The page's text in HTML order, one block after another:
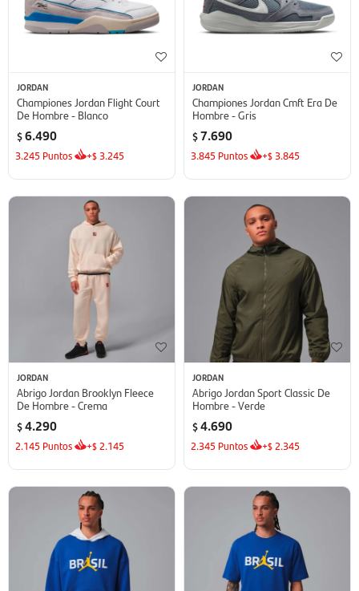
JORDAN
Championes Jordan Flight Court
De Hombre - Blanco
$6.490
3.245 Puntos +$ 3.245
JORDAN
Championes Jordan Cmft Era De
Hombre - Gris
$7.690
3.845 Puntos +$ 3.845
JORDAN
Abrigo Jordan Brooklyn Fleece
De Hombre - Crema
$4.290
2.145 Puntos +$ 2.145
JORDAN
Abrigo Jordan Sport Classic De
Hombre - Verde
$4.690
2.345 Puntos +$ 2.345